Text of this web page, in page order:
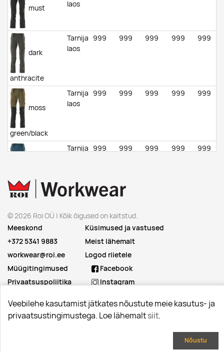
must
laos
dark
anthracite
Tarnija
laos
999 999 999 999 999
moss
green/black
Tarnija
laos
999 999 999 999 999
petroleum/black
Tarnija
999 999 999 999 999
© 2026 Roi OÜ | Kõik õigused on kaitstud.
Meeskond
+372 5341 9883
workwear@roi.ee
Küsimused ja vastused
Meist lähemalt
Logod riietele
Müügitingimused
Privaatsuspoliitika
Facebook
Instagram
Veebilehe kasutamist jätkates nõustute meie kasutus- ja
privaatsustingimustega. Loe lähemaltsiit.
Nõustu